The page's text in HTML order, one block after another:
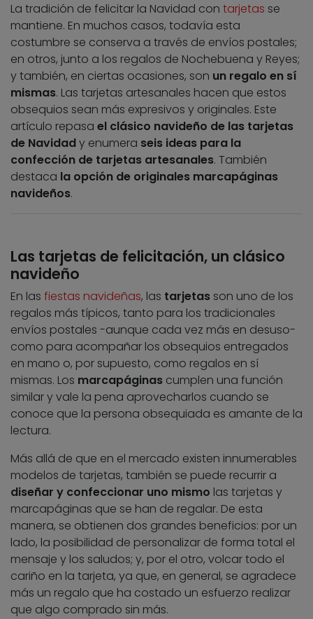
La tradición de felicitar la Navidad con tarjetas se
mantiene. En muchos casos, todavía esta
costumbre se conserva a través de envíos postales;
en otros, junto a los regalos de Nochebuena y Reyes;
y también, en ciertas ocasiones, son un regalo en sí
mismas. Las tarjetas artesanales hacen que estos
obsequios sean más expresivos y originales. Este
artículo repasa el clásico navideño de las tarjetas
de Navidady enumera seis ideas para la
confección de tarjetas artesanales. También
destaca la opción de originales marcapáginas
navideños.
Las tarjetas de felicitación, un clásico
navideño
En las fiestas navideñas, las tarjetas son uno de los
regalos más típicos, tanto para los tradicionales
envíos postales -aunque cada vez más en desuso-
como para acompañar los obsequios entregados
en mano o, por supuesto, como regalos en sí
mismas. Los marcapáginas cumplen una función
similar y vale la pena aprovecharlos cuando se
conoce que la persona obsequiada es amante de la
lectura.
Más allá de que en el mercado existen innumerables
modelos de tarjetas, también se puede recurrir a
diseñar y confeccionar uno mismo las tarjetas y
marcapáginas que se han de regalar. De esta
manera, se obtienen dos grandes beneficios: por un
lado, la posibilidad de personalizar de forma total el
mensaje y los saludos; y, por el otro, volcar todo el
cariño en la tarjeta, ya que, en general, se agradece
más un regalo que ha costado un esfuerzo realizar
que algo comprado sin más.